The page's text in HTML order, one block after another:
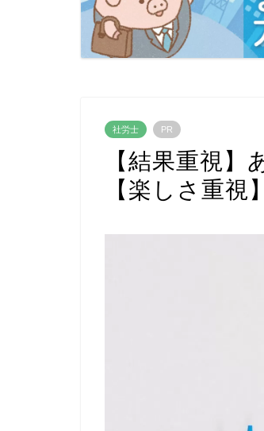
社労士 PR
【結果重視
【楽しさ重視】